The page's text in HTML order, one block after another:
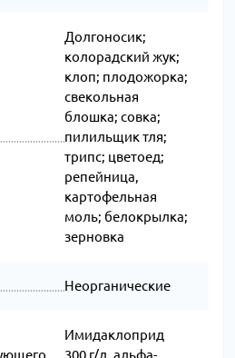
Долгоносик;
колорадский жук;
клоп; плодожорка;
свекольная
блошка; совка;
пилильщик тля;
трипс; цветоед;
репейница,
картофельная
моль; белокрылка;
зерновка
Неорганические
Имидаклоприд